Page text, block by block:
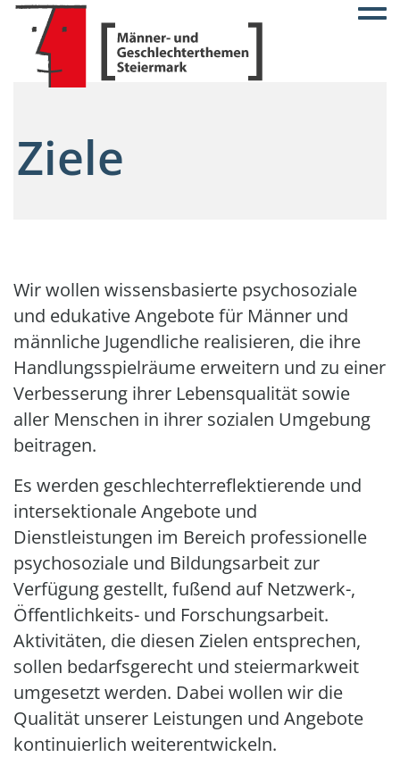
Ziele
Wir wollen wissensbasierte psychosoziale
und edukative Angebote für Männer und
männliche Jugendliche realisieren, die ihre
Handlungsspielräume erweitern und zu einer
Verbesserung ihrer Lebensqualität sowie
aller Menschen in ihrer sozialen Umgebung
beitragen.
Es werden geschlechterreflektierende und
intersektionale Angebote und
Dienstleistungen im Bereich professionelle
psychosoziale und Bildungsarbeit zur
Verfügung gestellt, fußend auf Netzwerk-,
Öffentlichkeits- und Forschungsarbeit.
Aktivitäten, die diesen Zielen entsprechen,
sollen bedarfsgerecht und steiermarkweit
umgesetzt werden. Dabei wollen wir die
Qualität unserer Leistungen und Angebote
kontinuierlich weiterentwickeln.